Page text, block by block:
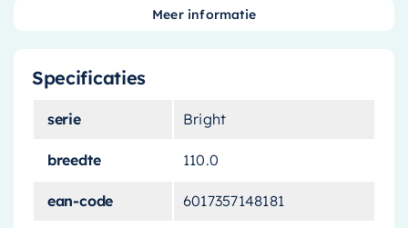
Creëer een luxueuze en ontspannen sfeer in uw
strakke, moderne uitstraling terwijl de
ingebouwde verlichting een warme en
uitnodigende ambiance creëert.
zicht
Specificaties
serie Bright
breedte 110.0
ean-code 6017357148181
Meer informatie